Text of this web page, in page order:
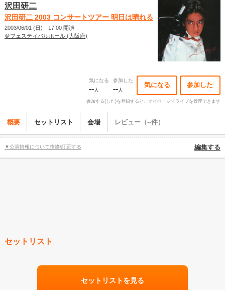
沢田研二
沢田研二 2003 コンサートツアー 明日は晴れる
2003/06/01 (日) 17:00 開演
＠フェスティバルホール (大阪府)
気になる
--人
参加した
--人
気になる 参加した
参加する(した)を登録すると、マイページでライブを管理できます
概要 セットリスト 会場 レビュー（--件）
▼公演情報について指摘/訂正する 編集する
セットリスト
セットリストを見る